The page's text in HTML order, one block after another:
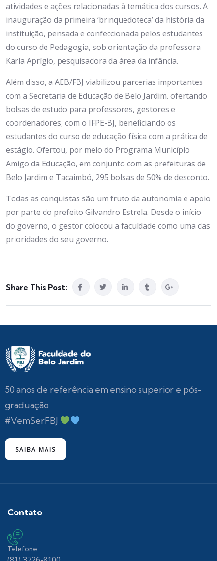
atividades e ações relacionadas à temática dos cursos. A
inauguração da primeira ‘brinquedoteca’ da história da
instituição, pensada e confeccionada pelos estudantes
do curso de Pedagogia, sob orientação da professora
Karla Aprígio, pesquisadora da área da infância.
Além disso, a AEB/FBJ viabilizou parcerias importantes
com a Secretaria de Educação de Belo Jardim, ofertando
bolsas de estudo para professores, gestores e
coordenadores, com o IFPE-BJ, beneficiando os
estudantes do curso de educação física com a prática de
estágio. Ofertou, por meio do Programa Município
Amigo da Educação, em conjunto com as prefeituras de
Belo Jardim e Tacaimbó, 295 bolsas de 50% de desconto.
Todas as conquistas são um fruto da autonomia e apoio
por parte do prefeito Gilvandro Estrela. Desde o início
do governo, o gestor colocou a faculdade como uma das
prioridades do seu governo.
Share This Post:
50 anos de referência em ensino superior e pós-
graduação
#VemSerFBJ
SAIBA MAIS
Contato
Telefone